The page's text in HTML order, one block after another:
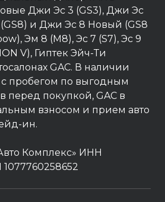
Джи Эс 3 (GS3), Джи Эс
и Джи Эс 8 Новый (GS8
Эм 8 (M8), Эс 7 (S7), Эс 9
V), Гиптек Эйч-Ти
GAC. В наличии
с пробегом по выгодным
перед покупкой, GAC в
взносом и прием авто
ин.
Комплекс» ИНН